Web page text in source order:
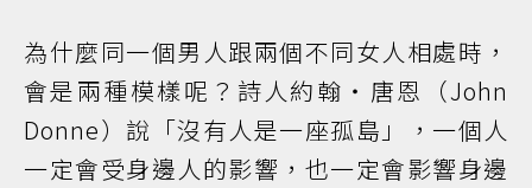
為什麼同一個男人跟兩個不同女人相處時，
會是兩種模樣呢？詩人約翰‧唐恩（John
Donne）說「沒有人是一座孤島」，一個人
一定會受身邊人的影響，也一定會影響身邊